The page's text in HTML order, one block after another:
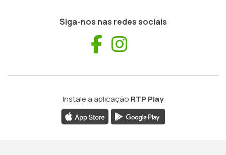
Siga-nos nas redes sociais
Facebook
Instale a aplicação RTP Play